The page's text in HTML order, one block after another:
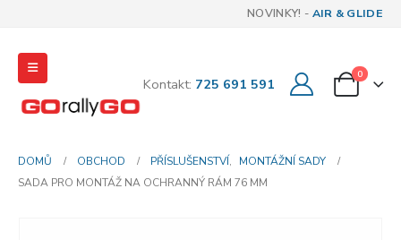
NOVINKY! - AIR & GLIDE
Kontakt: 725 691 591
0
DOMŮ OBCHOD PŘÍSLUŠENSTVÍ,
MONTÁŽNÍ SADY
SADA PRO MONTÁŽ NA OCHRANNÝ RÁM 76 MM